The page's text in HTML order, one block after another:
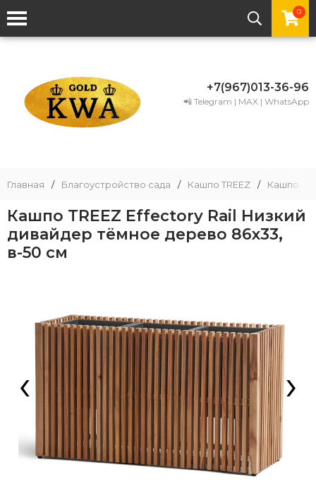
0
+7(967)013-36-96
📲 Telegram | MAX | WhatsApp
Главная / Благоустройство сада / Кашпо TREEZ / Кашпо
Кашпо TREEZ Effectory Rail Низкий
дивайдер тёмное дерево 86x33,
в-50 см
‹ ›